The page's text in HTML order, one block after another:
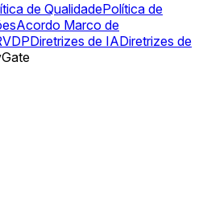
de QualidadePolítica de
Acordo Marco de
Diretrizes de IADiretrizes de